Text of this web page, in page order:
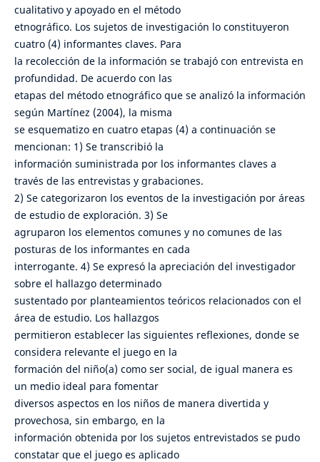
cualitativo y apoyado en el método
etnográfico. Los sujetos de investigación lo constituyeron
cuatro (4) informantes claves. Para
la recolección de la información se trabajó con entrevista en
profundidad. De acuerdo con las
etapas del método etnográfico que se analizó la información
según Martínez (2004), la misma
se esquematizo en cuatro etapas (4) a continuación se
mencionan: 1) Se transcribió la
información suministrada por los informantes claves a
través de las entrevistas y grabaciones.
2) Se categorizaron los eventos de la investigación por áreas
de estudio de exploración. 3) Se
agruparon los elementos comunes y no comunes de las
posturas de los informantes en cada
interrogante. 4) Se expresó la apreciación del investigador
sobre el hallazgo determinado
sustentado por planteamientos teóricos relacionados con el
área de estudio. Los hallazgos
permitieron establecer las siguientes reflexiones, donde se
considera relevante el juego en la
formación del niño(a) como ser social, de igual manera es
un medio ideal para fomentar
diversos aspectos en los niños de manera divertida y
provechosa, sin embargo, en la
información obtenida por los sujetos entrevistados se pudo
constatar que el juego es aplicado